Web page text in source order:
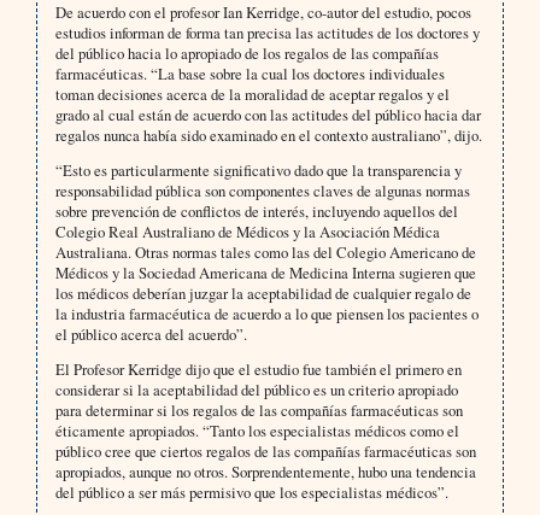
De acuerdo con el profesor Ian Kerridge, co-autor del estudio, pocos
estudios informan de forma tan precisa las actitudes de los doctores y
del público hacia lo apropiado de los regalos de las compañías
farmacéuticas. “La base sobre la cual los doctores individuales
toman decisiones acerca de la moralidad de aceptar regalos y el
grado al cual están de acuerdo con las actitudes del público hacia dar
regalos nunca había sido examinado en el contexto australiano”, dijo.
“Esto es particularmente significativo dado que la transparencia y
responsabilidad pública son componentes claves de algunas normas
sobre prevención de conflictos de interés, incluyendo aquellos del
Colegio Real Australiano de Médicos y la Asociación Médica
Australiana. Otras normas tales como las del Colegio Americano de
Médicos y la Sociedad Americana de Medicina Interna sugieren que
los médicos deberían juzgar la aceptabilidad de cualquier regalo de
la industria farmacéutica de acuerdo a lo que piensen los pacientes o
el público acerca del acuerdo”.
El Profesor Kerridge dijo que el estudio fue también el primero en
considerar si la aceptabilidad del público es un criterio apropiado
para determinar si los regalos de las compañías farmacéuticas son
éticamente apropiados. “Tanto los especialistas médicos como el
público cree que ciertos regalos de las compañías farmacéuticas son
apropiados, aunque no otros. Sorprendentemente, hubo una tendencia
del público a ser más permisivo que los especialistas médicos”.